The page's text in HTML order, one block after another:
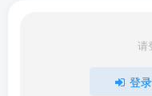
请
登录